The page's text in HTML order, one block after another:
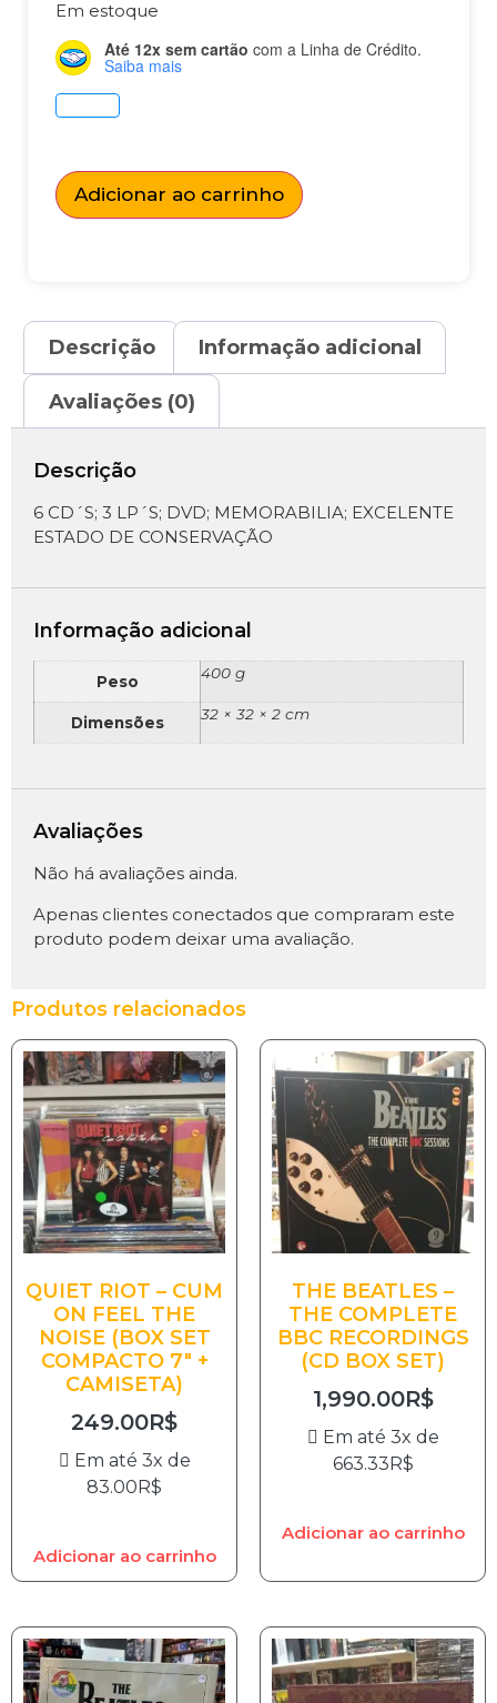
Em estoque
Até 12x sem cartão com a Linha de Crédito.
Saiba mais
Adicionar ao carrinho
Descrição Informação adicional
Avaliações (0)
Descrição
6 CD´S; 3 LP´S; DVD; MEMORABILIA; EXCELENTE
ESTADO DE CONSERVAÇÃO
Informação adicional
Peso 400 g
Dimensões 32 × 32 × 2 cm
Avaliações
Não há avaliações ainda.
Apenas clientes conectados que compraram este
produto podem deixar uma avaliação.
Produtos relacionados
QUIET RIOT – CUM
ON FEEL THE
NOISE (BOX SET
COMPACTO 7″ +
CAMISETA)
249.00R$
Em até 3x de
83.00 R$
Adicionar ao carrinho
THE BEATLES –
THE COMPLETE
BBC RECORDINGS
(CD BOX SET)
1,990.00R$
Em até 3x de
663.33 R$
Adicionar ao carrinho